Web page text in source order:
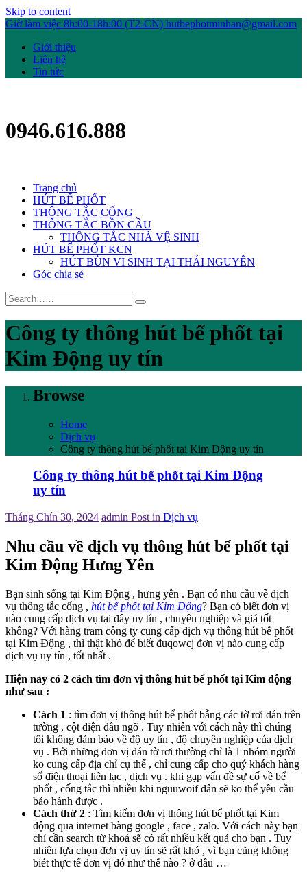
Skip to content
Giờ làm việc 8h:00-18h:00 (T2-CN) hutbephotminhan@gmail.com
Giới thiệu
Liên hệ
Tin tức
0946.616.888
Trang chủ
HÚT BỂ PHỐT
THÔNG TẮC CỐNG
THÔNG TẮC BỒN CẦU
THÔNG TẮC NHÀ VỆ SINH
HÚT BỂ PHỐT KCN
HÚT BÙN VI SINH TẠI THÁI NGUYÊN
Góc chia sẻ
Công ty thông hút bể phốt tại
Kim Động uy tín
Browse
Home
Dịch vụ
Công ty thông hút bể phốt tại Kim Động uy tín
Công ty thông hút bể phốt tại Kim Động
uy tín
Tháng Chín 30, 2024 admin Post in Dịch vụ
Nhu cầu về dịch vụ thông hút bể phốt tại
Kim Động Hưng Yên
Bạn sinh sống tại Kim Động , hưng yên . Bạn có nhu cầu về dịch
vụ thông tắc cống
hút bể phốt tại Kim Động? Bạn có biết đơn vị
nào cung cấp dịch vụ tại đây uy tín , chuyên nghiệp và giá tốt
không? Với hàng tram công ty cung cấp dịch vụ thông hút bể phốt
tại Kim Động , thì thật khó để biết đuqowcj đơn vị nào cung cấp
dịch vụ uy tín , tốt nhất .
Hiện nay có 2 cách tìm đơn vị thông hút bể phốt tại Kim động
như sau :
Cách 1 : tìm đơn vị thông hút bể phốt bằng các tờ rơi dán trên
tường , cột điện đầu ngõ . Tuy nhiên với cách này thì chúng
tôi không đảm bảo về độ uy tín , độ chuyên nghiệp của dịch
vụ . Bởi những đơn vị dán tờ rơi thường chỉ là 1 nhóm người
ko cung cấp địa chỉ cụ thể , chỉ cung cấp cho quý khách hàng
số điện thoại liên lạc , dịch vụ . khi gạp vấn đề sự cố về bể
phốt , cống tắc thì nhiều khi nguuwoif dân sẽ ko thể yêu cầu
bảo hành được .
Cách thứ 2 : Tìm kiếm đơn vị thông hút bể phốt tại Kim
động qua internet bàng google , face , zalo. Với cách này bạn
chỉ cần search từ khoá sẽ có rất nhiều kết quả cho bạn . Tuy
nhiên lựa chọn đơn vị uy tín sẽ rất khó , vì bạn cũng không
biét thực tế đơn vị đó như thế nào ? ở đâu …